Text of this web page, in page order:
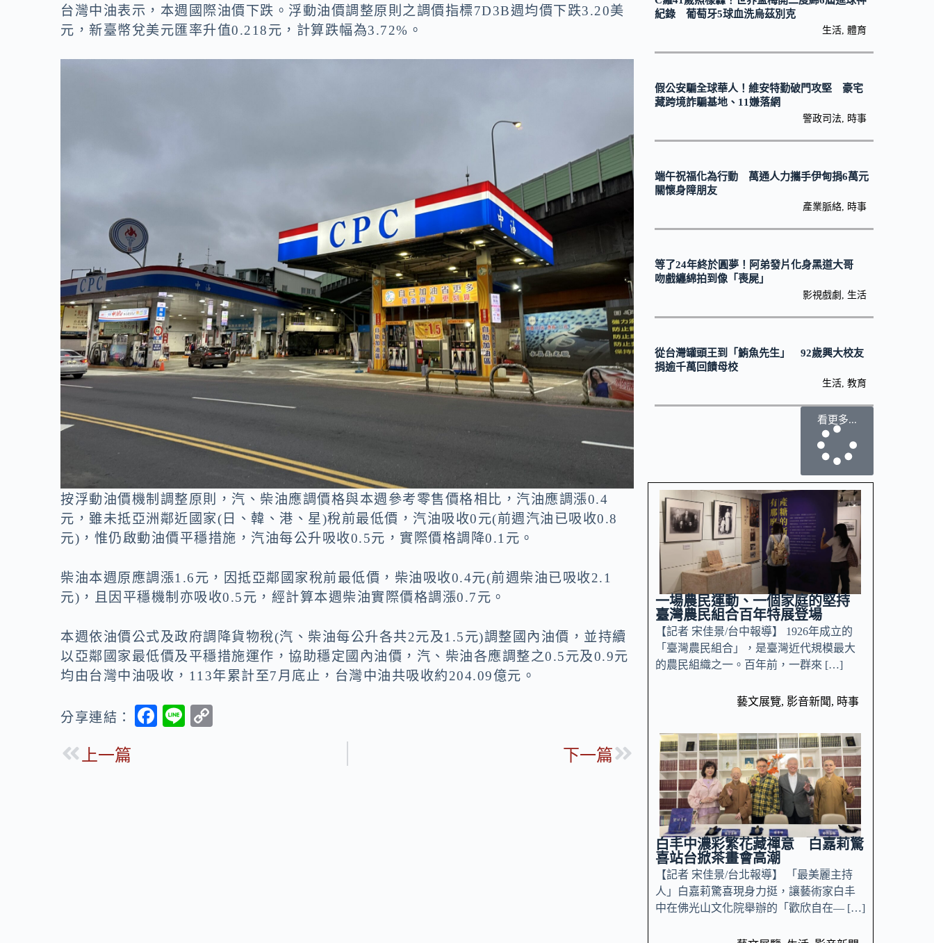
o
k
n
k
台灣中油表示，本週國際油價下跌。浮動油價調整原則之調價指標7D3B週均價下跌3.20美
元，新臺幣兌美元匯率升值0.218元，計算跌幅為3.72%。
按浮動油價機制調整原則，汽、柴油應調價格與本週參考零售價格相比，汽油應調漲0.4
元，雖未抵亞洲鄰近國家(日、韓、港、星)稅前最低價，汽油吸收0元(前週汽油已吸收0.8
元)，惟仍啟動油價平穩措施，汽油每公升吸收0.5元，實際價格調降0.1元。
柴油本週原應調漲1.6元，因抵亞鄰國家稅前最低價，柴油吸收0.4元(前週柴油已吸收2.1
元)，且因平穩機制亦吸收0.5元，經計算本週柴油實際價格調漲0.7元。
本週依油價公式及政府調降貨物稅(汽、柴油每公升各共2元及1.5元)調整國內油價，並持續
以亞鄰國家最低價及平穩措施運作，協助穩定國內油價，汽、柴油各應調整之0.5元及0.9元
均由台灣中油吸收，113年累計至7月底止，台灣中油共吸收約204.09億元。
分享連結：
F
Li
上一篇 下一篇
紀錄 葡萄牙5球血洗烏茲別克
生活, 體育
假公安騙全球華人！維安特勤破門攻堅 豪宅
藏跨境詐騙基地、11嫌落網
警政司法, 時事
端午祝福化為行動 萬通人力攜手伊甸捐6萬元
關懷身障朋友
產業脈絡, 時事
等了24年終於圓夢！阿弟發片化身黑道大哥
吻戲纏綿拍到像「喪屍」
影視戲劇 , 生活
從台灣罐頭王到「鮪魚先生」 92歲興大校友
捐逾千萬回饋母校
生活, 教育
看更多...
一場農民運動、一個家庭的堅持
臺灣農民組合百年特展登場
【記者 宋佳景/台中報導】 1926年成立的
「臺灣農民組合」，是臺灣近代規模最大
的農民組織之一。百年前，一群來 […]
藝文展覽, 影音新聞, 時事
白丰中濃彩繁花藏禪意 白嘉莉驚
喜站台掀茶畫會高潮
【記者 宋佳景/台北報導】 「最美麗主持
人」白嘉莉驚喜現身力挺，讓藝術家白丰
中在佛光山文化院舉辦的「歡欣自在— […]